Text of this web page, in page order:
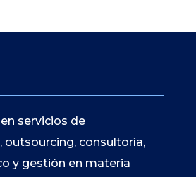
servicios de
outsourcing, consultoría,
y gestión en materia